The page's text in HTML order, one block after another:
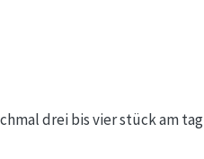
drei bis vier stück am tag